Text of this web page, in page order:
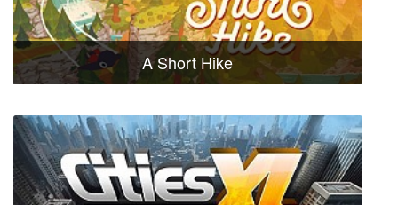
A Short Hike